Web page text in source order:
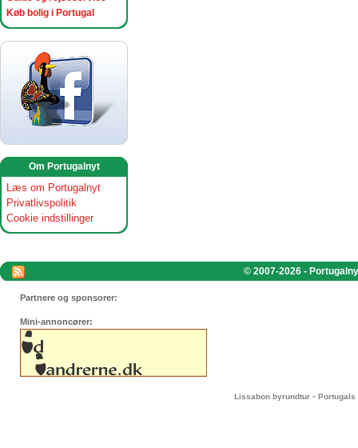
Køb bolig i Portugal
Om Portugalnyt
Læs om Portugalnyt
Privatlivspolitik
Cookie indstillinger
© 2007-2026 -
Partnere og sponsorer:
Mini-annoncører:
Lissabon byrundtur - Portugals